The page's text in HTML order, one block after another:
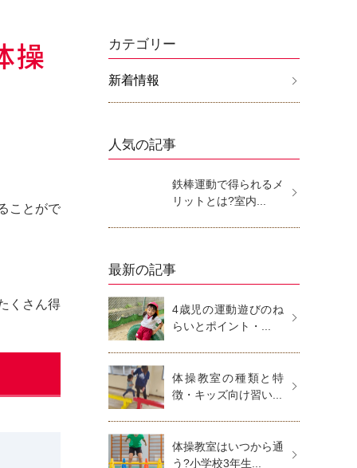
操
ことがで
くさん得
カテゴリー
新着情報
人気の記事
鉄棒運動で得られるメ
リットとは?室内...
最新の記事
4歳児の運動遊びのね
らいとポイント・...
体操教室の種類と特
徴・キッズ向け習い...
体操教室はいつから通
う?小学校3年生...